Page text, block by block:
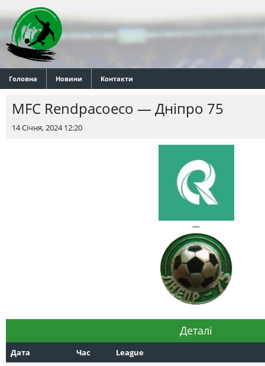
Головна Новини Контакти
MFC Rendpacoeco — Днiпро 75
14 Січня, 2024 12:20
—
Деталі
Дата Час
League